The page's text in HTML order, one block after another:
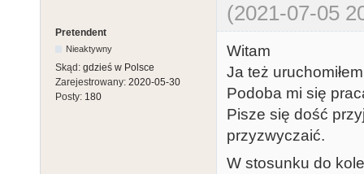
(2021-07-05
Pretendent
Nieaktywny
Skąd: gdzieś w Polsce
Zarejestrowany: 2020-05-30
Posty: 180
Witam
Ja też
Podoba mi się
Pisze się dość
przyzwyczaić.
W stosunku do